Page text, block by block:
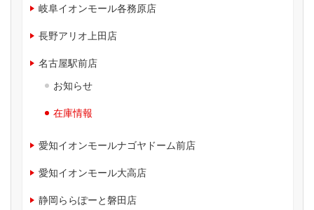
岐阜イオンモール各務原店
長野アリオ上田店
名古屋駅前店
お知らせ
在庫情報
愛知イオンモールナゴヤドーム前店
愛知イオンモール大高店
静岡ららぽーと磐田店